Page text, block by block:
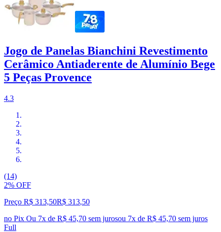
Jogo de Panelas Bianchini Revestimento
Cerâmico Antiaderente de Alumínio Bege
5 Peças Provence
4.3
(14)
2% OFF
Preço R$ 313,50R$ 313,50
no Pix Ou 7x de R$ 45,70 sem jurosou 7x de R$ 45,70 sem juros
Full